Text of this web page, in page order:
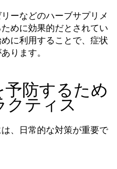
ーなどのハーブサプリメ
めに効果的だとされてい
に利用することで、症状
ります。
防するため
クティス
、日常的な対策が重要で